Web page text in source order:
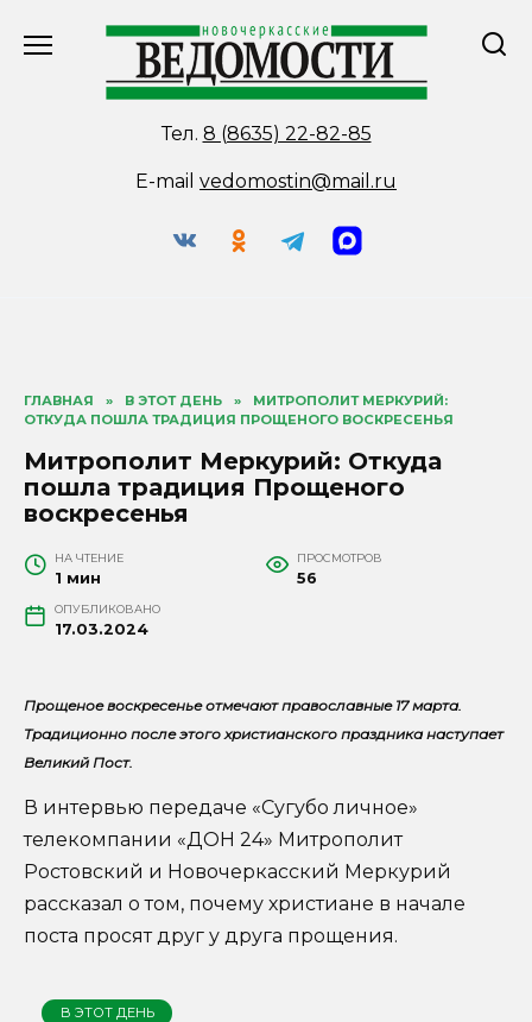
Тел. 8 (8635) 22-82-85
E-mail vedomostin@mail.ru
ГЛАВНАЯ » В ЭТОТ ДЕНЬ »
МИТРОПОЛИТ МЕРКУРИЙ:
ОТКУДА ПОШЛА ТРАДИЦИЯ ПРОЩЕНОГО ВОСКРЕСЕНЬЯ
Митрополит Меркурий: Откуда
пошла традиция Прощеного
воскресенья
НА ЧТЕНИЕ
1 мин
ПРОСМОТРОВ
56
ОПУБЛИКОВАНО
17.03.2024
Прощеное воскресенье отмечают православные 17 марта.
Традиционно после этого христианского праздника наступает
Великий Пост.
В интервью передаче «Сугубо личное»
телекомпании «ДОН 24» Митрополит
Ростовский и Новочеркасский Меркурий
рассказал о том, почему христиане в начале
поста просят друг у друга прощения.
В ЭТОТ ДЕНЬ